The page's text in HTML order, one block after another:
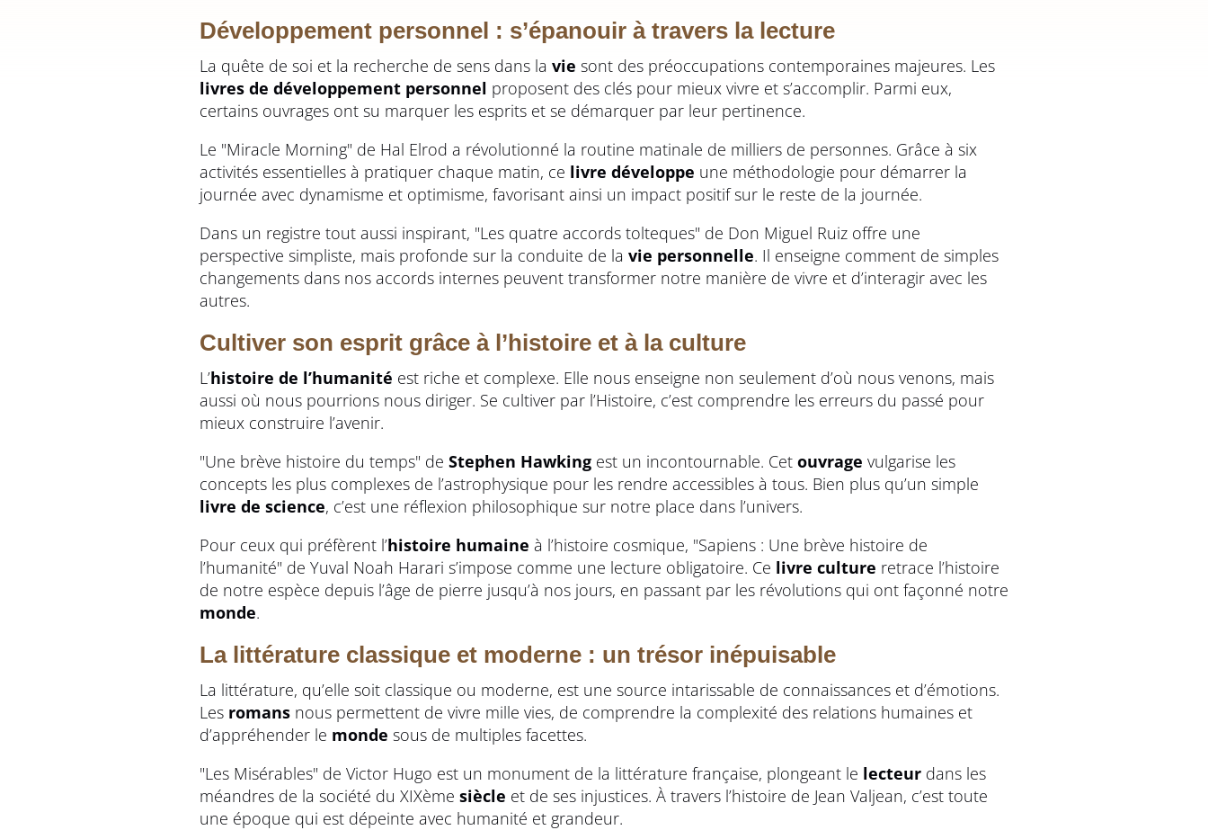
Développement personnel : s’épanouir à travers la lecture
La quête de soi et la recherche de sens dans la vie sont des préoccupations contemporaines majeures. Les
livres de développement personnel proposent des clés pour mieux vivre et s’accomplir. Parmi eux,
certains ouvrages ont su marquer les esprits et se démarquer par leur pertinence.
Le "Miracle Morning" de Hal Elrod a révolutionné la routine matinale de milliers de personnes. Grâce à six
activités essentielles à pratiquer chaque matin, ce livre développe une méthodologie pour démarrer la
journée avec dynamisme et optimisme, favorisant ainsi un impact positif sur le reste de la journée.
Dans un registre tout aussi inspirant, "Les quatre accords tolteques" de Don Miguel Ruiz offre une
perspective simpliste, mais profonde sur la conduite de la vie personnelle. Il enseigne comment de simples
changements dans nos accords internes peuvent transformer notre manière de vivre et d’interagir avec les
autres.
Cultiver son esprit grâce à l’histoire et à la culture
L’histoire de l’humanité est riche et complexe. Elle nous enseigne non seulement d’où nous venons, mais
aussi où nous pourrions nous diriger. Se cultiver par l’Histoire, c’est comprendre les erreurs du passé pour
mieux construire l’avenir.
"Une brève histoire du temps" de Stephen Hawking est un incontournable. Cet ouvrage vulgarise les
concepts les plus complexes de l’astrophysique pour les rendre accessibles à tous. Bien plus qu’un simple
livre de science, c’est une réflexion philosophique sur notre place dans l’univers.
Pour ceux qui préfèrent l’histoire humaine à l’histoire cosmique, "Sapiens : Une brève histoire de
l’humanité" de Yuval Noah Harari s’impose comme une lecture obligatoire. Ce livre culture retrace l’histoire
de notre espèce depuis l’âge de pierre jusqu’à nos jours, en passant par les révolutions qui ont façonné notre
monde.
La littérature classique et moderne : un trésor inépuisable
La littérature, qu’elle soit classique ou moderne, est une source intarissable de connaissances et d’émotions.
Les romans nous permettent de vivre mille vies, de comprendre la complexité des relations humaines et
d’appréhender le monde sous de multiples facettes.
"Les Misérables" de Victor Hugo est un monument de la littérature française, plongeant le lecteur dans les
méandres de la société du XIXème siècle et de ses injustices. À travers l’histoire de Jean Valjean, c’est toute
une époque qui est dépeinte avec humanité et grandeur.